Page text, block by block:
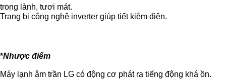
trong lành, tươi mát.
Trang bị công nghệ inverter giúp tiết kiệm điện.
*Nhược điểm
Máy lạnh âm trần LG có động cơ phát ra tiếng động khá ồn.